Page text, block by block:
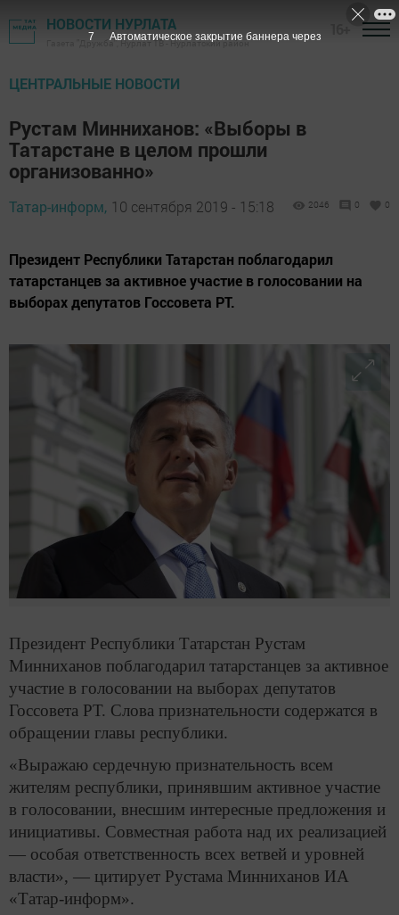
НОВОСТИ НУРЛАТА
Газета "Дружба", Нурлат ТВ - Нурлатский район
ЦЕНТРАЛЬНЫЕ НОВОСТИ
Рустам Минниханов: «Выборы в
Татарстане в целом прошли
организованно»
Татар-информ, 10 сентября 2019 - 15:18 2046 0 0
Президент Республики Татарстан поблагодарил
татарстанцев за активное участие в голосовании на
выборах депутатов Госсовета РТ.
Президент Республики Татарстан Рустам
Минниханов поблагодарил татарстанцев за активное
участие в голосовании на выборах депутатов
Госсовета РТ. Слова признательности содержатся в
обращении главы республики.
«Выражаю сердечную признательность всем
жителям республики, принявшим активное участие
в голосовании, внесшим интересные предложения и
инициативы. Совместная работа над их реализацией
— особая ответственность всех ветвей и уровней
власти», — цитирует Рустама Минниханов ИА
«Татар-информ».
6 Автоматическое закрытие баннера через